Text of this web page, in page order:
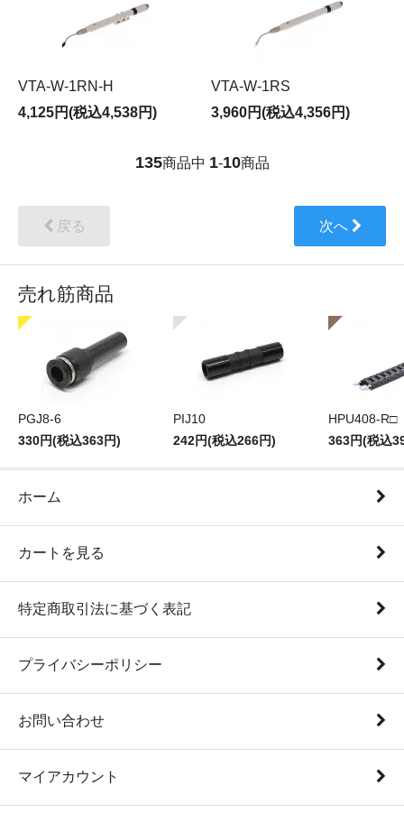
VTA-W-1RN-H
4,125円(税込4,538円)
VTA-W-1RS
3,960円(税込4,356円)
135商品中 1-10商品
戻る 次へ
売れ筋商品
PGJ8-6
330円(税込363円)
PIJ10
242円(税込266円)
HPU408-R□
363円(税込
ホーム
カートを見る
特定商取引法に基づく表記
プライバシーポリシー
お問い合わせ
マイアカウント